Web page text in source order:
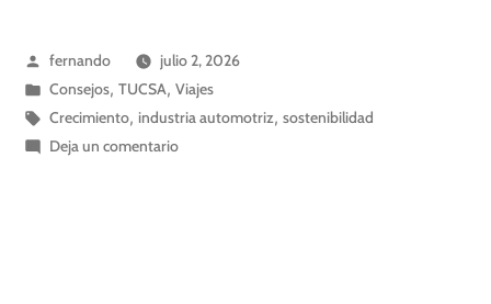
fernando
julio 2, 2026
Consejos,TUCSA,Viajes
Crecimiento, industria automotriz,sostenibilidad
Deja un comentario